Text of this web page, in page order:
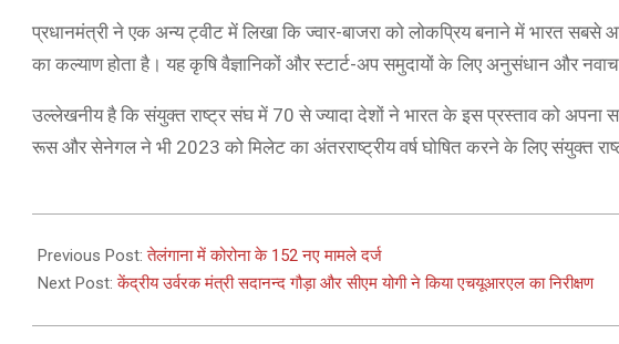
प्रधानमंत्री ने एक अन्य ट्वीट में लिखा कि ज्वार-बाजरा को लोकप्रिय बनाने में भारत
का कल्याण होता है। यह कृषि वैज्ञानिकों और स्टार्ट-अप समुदायों के लिए अनुसंधान और
उल्लेखनीय है कि संयुक्त राष्ट्र संघ में 70 से ज्यादा देशों ने भारत के इस प्रस्ताव को अपना
रूस और सेनेगल ने भी 2023 को मिलेट का अंतरराष्ट्रीय वर्ष घोषित करने के लिए संयुक्त
03-
04
Previous Post:तेलंगाना में कोरोना के 152 नए मामले दर्ज
Next Post:केंद्रीय उर्वरक मंत्री सदानन्द गौड़ा और सीएम योगी ने किया एचयूआरएल का निरीक्षण